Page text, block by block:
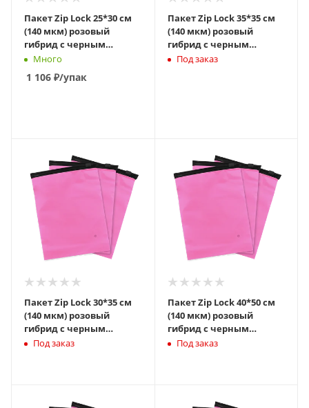
Пакет Zip Lock 25*30 см
(140 мкм) розовый
гибрид с черным
бегунком слайдер
Много
1 106 ₽/упак
Пакет Zip Lock 35*35 см
(140 мкм) розовый
гибрид с черным
бегунком слайдер
Под заказ
Пакет Zip Lock 30*35 см
(140 мкм) розовый
гибрид с черным
бегунком слайдер
Под заказ
Пакет Zip Lock 40*50 см
(140 мкм) розовый
гибрид с черным
бегунком слайдер
Под заказ